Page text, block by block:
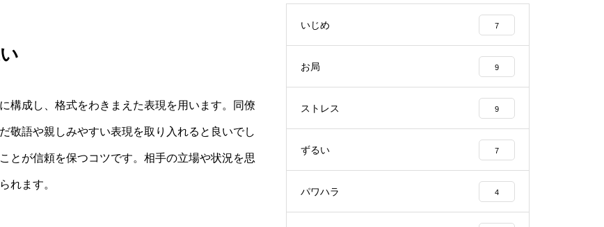
構成し、格式をわきまえた表現を用います。同僚
敬語や親しみやすい表現を取り入れると良いでし
とが信頼を保つコツです。相手の立場や状況を思
れます。
いじめ 7
お局 9
ストレス 9
ずるい 7
パワハラ 4